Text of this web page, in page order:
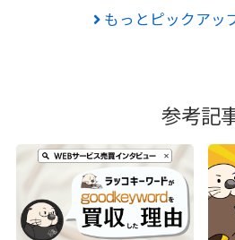
もっとピックアッ
参考記